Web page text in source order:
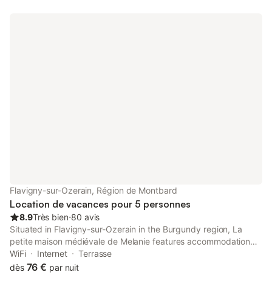
Flavigny-sur-Ozerain, Région de Montbard
Location de vacances pour 5 personnes
8.9Très bien⋅80 avis
Situated in Flavigny-sur-Ozerain in the Burgundy region, La
petite maison médiévale de Melanie features accommodation
with free WiFi and free private parking. Outdoor seating is also
available at the holiday home.
WiFi Internet
Terrasse
dès 76 € par nuit